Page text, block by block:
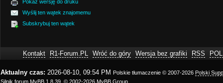
Pokaż wersję do druku
Wyślij ten wątek znajomemu
Subskrybuj ten wątek
Kontakt R1-Forum.PL Wróć do góry Wersja bez grafiki RSS
Aktualny czas: 2026-08-10, 09:54 PM Polskie tłumaczenie © 2007-2026 Polski
Silnik forum MyBB 1.8.39 , © 2002-2026 MyBB Group